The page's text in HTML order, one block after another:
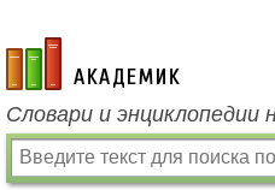
academic.ru
Словари и энциклопедии